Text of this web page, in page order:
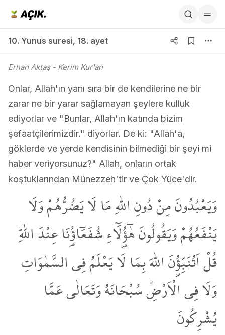
10. Yunus suresi, 18. ayet
Erhan Aktaş- Kerim Kur'an
Onlar, Allah'ın yanı sıra bir de kendilerine ne bir
zarar ne bir yarar sağlamayan şeylere kulluk
ediyorlar ve "Bunlar, Allah'ın katında bizim
şefaatçilerimizdir." diyorlar. De ki: "Allah'a,
göklerde ve yerde kendisinin bilmediği bir şeyi mi
haber veriyorsunuz?" Allah, onların ortak
koştuklarından Münezzeh'tir ve Çok Yüce'dir.
وَيَعْبُدُونَ مِنْ دُونِ اللّٰهِ مَا لَا يَضُرُّهُمْ وَلَا
يَنْفَعُهُمْ وَيَقُولُونَ هٰٓؤُ۬لَٓاءِ شُفَعَٓاؤُ۬نَا عِنْدَ اللّٰهِۜ
قُلْ اَتُنَبِّؤُ۫نَ اللّٰهَ بِمَا لَا يَعْلَمُ فِي السَّمٰوَاتِ
وَلَا فِي الْاَرْضِۜ سُبْحَانَهُ وَتَعَالٰى عَمَّا
يُشْرِكُونَ